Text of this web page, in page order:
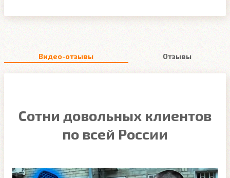
Видео-отзывы Отзывы
Сотни довольных клиентов
по всей России